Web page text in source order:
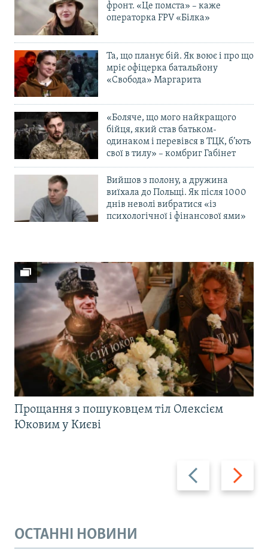
фронт. «Це помста» – каже
операторка FPV «Білка»
Та, що планує бій. Як воює і про що
мріє офіцерка батальйону
«Свобода» Маргарита
«Боляче, що мого найкращого
бійця, який став батьком-
одинаком і перевівся в ТЦК, б’ють
свої в тилу» – комбриг Габінет
Вийшов з полону, а дружина
виїхала до Польщі. Як після 1000
днів неволі вибратися «із
психологічної і фінансової ями»
Назад Вперед
Прощання з пошуковцем тіл Олексієм
Юковим у Києві
ОСТАННІ НОВИНИ